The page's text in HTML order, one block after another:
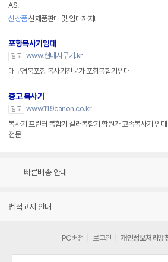
AS.
신상품신제품판매 및 임대까지!
포항복사기임대
광고 www.현대사무기.kr
대구경북포항 복사기전문가 포항복합기임대
중고 복사기
광고 www.119canon.co.kr
복사기 프린터 복합기 컬러복합기 학원가 고속복사기 임
전문
빠른배송 안내
법적고지 안내
PC버전 로그인 개인정보처리방